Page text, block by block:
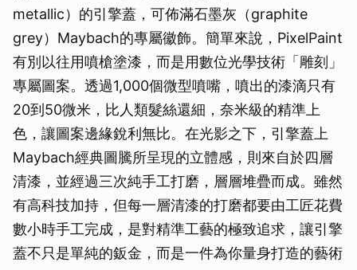
metallic）的引擎蓋，可佈滿石墨灰（graphite
grey）Maybach的專屬徽飾。簡單來說，PixelPaint
有別以往用噴槍塗漆，而是用數位光學技術「雕刻」
專屬圖案。透過1,000個微型噴嘴，噴出的漆滴只有
20到50微米，比人類髮絲還細，奈米級的精準上
色，讓圖案邊緣銳利無比。在光影之下，引擎蓋上
Maybach經典圖騰所呈現的立體感，則來自於四層
清漆，並經過三次純手工打磨，層層堆疊而成。雖然
有高科技加持，但每一層清漆的打磨都要由工匠花費
數小時手工完成，是對精準工藝的極致追求，讓引擎
蓋不只是單純的鈑金，而是一件為你量身打造的藝術